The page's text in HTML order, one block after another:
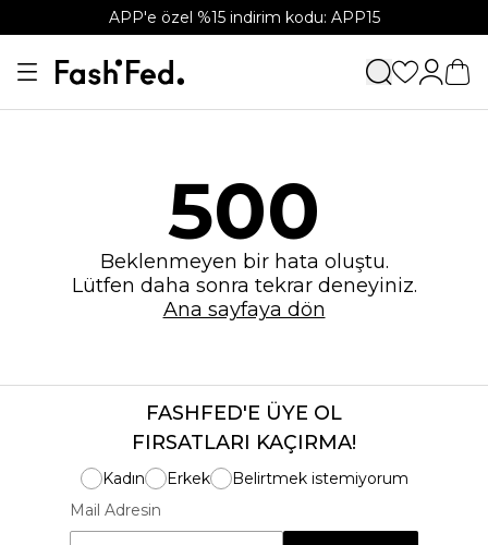
APP'e özel %15 indirim kodu: APP15
500
Beklenmeyen bir hata oluştu.
Lütfen daha sonra tekrar deneyiniz.
Ana sayfaya dön
FASHFED'E ÜYE OL
FIRSATLARI KAÇIRMA!
Kadın Erkek
Belirtmek istemiyorum
Mail Adresin